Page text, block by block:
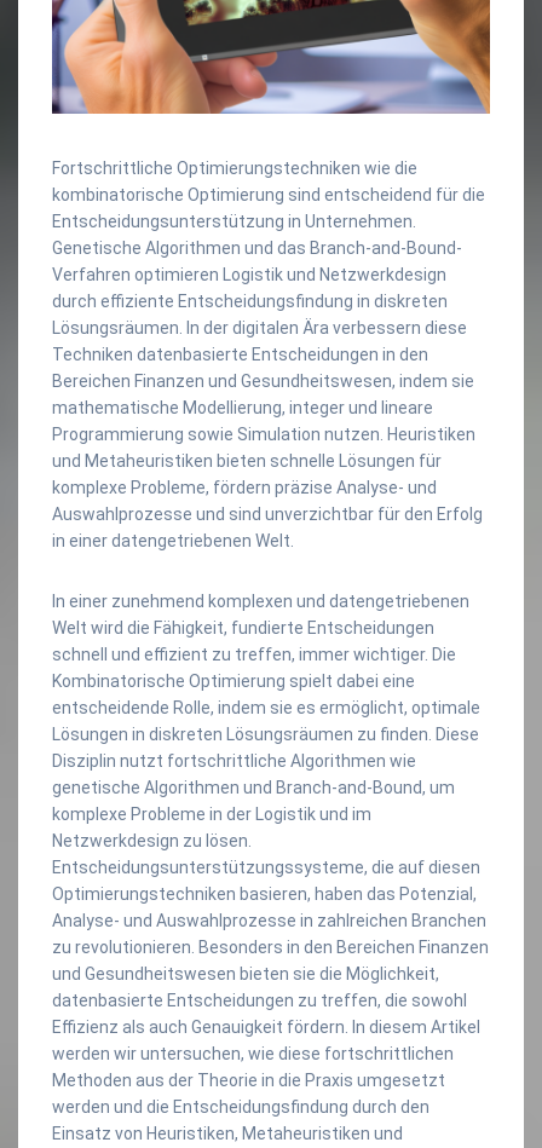
Fortschrittliche Optimierungstechniken wie die
kombinatorische Optimierung sind entscheidend für die
Entscheidungsunterstützung in Unternehmen.
Genetische Algorithmen und das Branch-and-Bound-
Verfahren optimieren Logistik und Netzwerkdesign
durch effiziente Entscheidungsfindung in diskreten
Lösungsräumen. In der digitalen Ära verbessern diese
Techniken datenbasierte Entscheidungen in den
Bereichen Finanzen und Gesundheitswesen, indem sie
mathematische Modellierung, integer und lineare
Programmierung sowie Simulation nutzen. Heuristiken
und Metaheuristiken bieten schnelle Lösungen für
komplexe Probleme, fördern präzise Analyse- und
Auswahlprozesse und sind unverzichtbar für den Erfolg
in einer datengetriebenen Welt.
In einer zunehmend komplexen und datengetriebenen
Welt wird die Fähigkeit, fundierte Entscheidungen
schnell und effizient zu treffen, immer wichtiger. Die
Kombinatorische Optimierung spielt dabei eine
entscheidende Rolle, indem sie es ermöglicht, optimale
Lösungen in diskreten Lösungsräumen zu finden. Diese
Disziplin nutzt fortschrittliche Algorithmen wie
genetische Algorithmen und Branch-and-Bound, um
komplexe Probleme in der Logistik und im
Netzwerkdesign zu lösen.
Entscheidungsunterstützungssysteme, die auf diesen
Optimierungstechniken basieren, haben das Potenzial,
Analyse- und Auswahlprozesse in zahlreichen Branchen
zu revolutionieren. Besonders in den Bereichen Finanzen
und Gesundheitswesen bieten sie die Möglichkeit,
datenbasierte Entscheidungen zu treffen, die sowohl
Effizienz als auch Genauigkeit fördern. In diesem Artikel
werden wir untersuchen, wie diese fortschrittlichen
Methoden aus der Theorie in die Praxis umgesetzt
werden und die Entscheidungsfindung durch den
Einsatz von Heuristiken, Metaheuristiken und